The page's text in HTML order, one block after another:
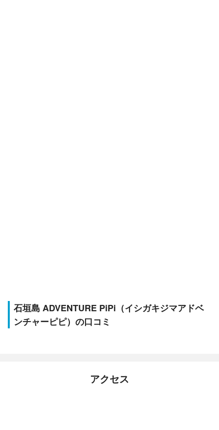
石垣島 ADVENTURE PiPi（イシガキジマアドベ
ンチャーピピ）の口コミ
アクセス